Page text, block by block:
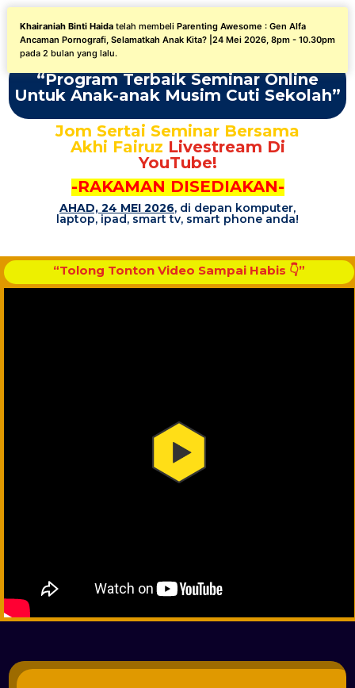
“PELUANG TERAKHIR”
“Program Terbaik Seminar Online
Untuk Anak-anak Musim Cuti Sekolah”
Jom Sertai Seminar Bersama
Akhi Fairuz Livestream Di
YouTube!
-RAKAMAN DISEDIAKAN-
AHAD, 24 MEI 2026, di depan komputer,
laptop, ipad, smart tv, smart phone anda!
“Tolong Tonton Video Sampai Habis 👇”
Khairaniah Binti Haida telah membeli Parenting Awesome : Gen Alfa
Ancaman Pornografi, Selamatkah Anak Kita? |24 Mei 2026, 8pm - 10.30pm
pada 2 bulan yang lalu.